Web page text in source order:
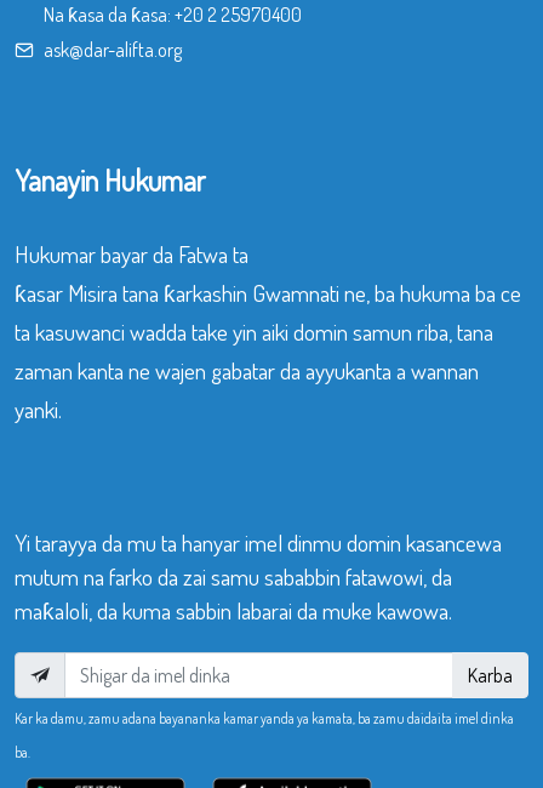
Na ƙasa da ƙasa: +20 2 25970400
ask@dar-alifta.org
Yanayin Hukumar
Hukumar bayar da Fatwa ta
ƙasar Misira tana ƙarkashin Gwamnati ne, ba hukuma ba ce
ta kasuwanci wadda take yin aiki domin samun riba, tana
zaman kanta ne wajen gabatar da ayyukanta a wannan
yanki.
Yi tarayya da mu ta hanyar imel dinmu domin kasancewa
mutum na farko da zai samu sababbin fatawowi, da
maƙaloli, da kuma sabbin labarai da muke kawowa.
Karba
Kar ka damu, zamu adana bayananka kamar yanda ya kamata, ba zamu daidaita imel dinka
ba.